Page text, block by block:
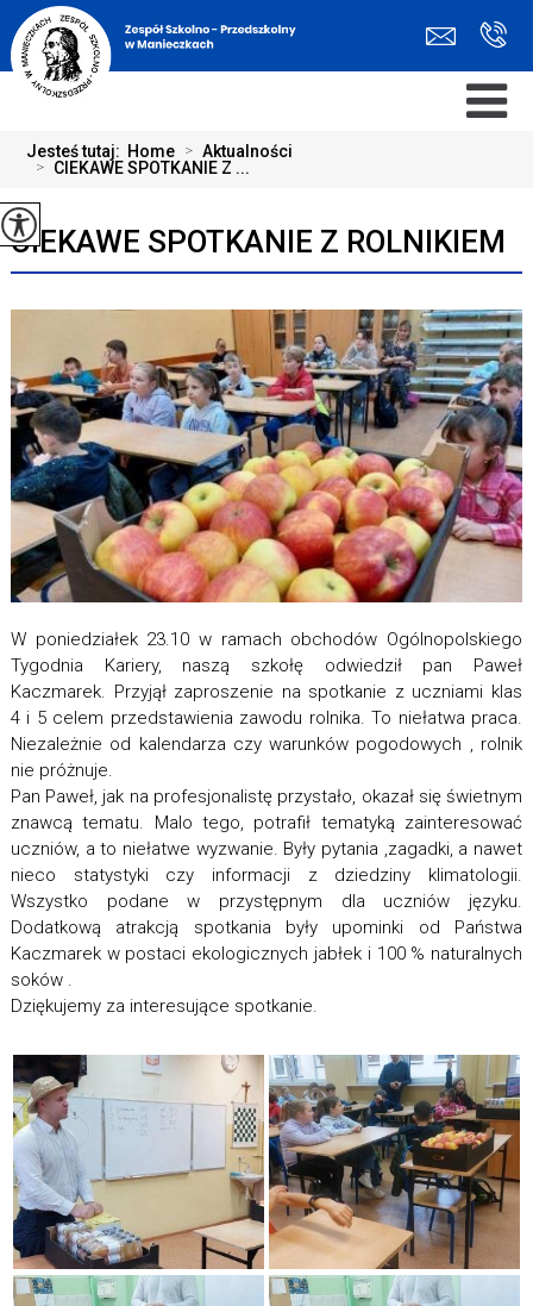
Jesteś tutaj: Home > Aktualności
> CIEKAWE SPOTKANIE Z ...
CIEKAWE SPOTKANIE Z ROLNIKIEM
W poniedziałek 23.10 w ramach obchodów Ogólnopolskiego
Tygodnia Kariery, naszą szkołę odwiedził pan Paweł
Kaczmarek. Przyjął zaproszenie na spotkanie z uczniami klas
4 i 5 celem przedstawienia zawodu rolnika. To niełatwa praca.
Niezależnie od kalendarza czy warunków pogodowych , rolnik
nie próżnuje.
Pan Paweł, jak na profesjonalistę przystało, okazał się świetnym
znawcą tematu. Malo tego, potrafił tematyką zainteresować
uczniów, a to niełatwe wyzwanie. Były pytania ,zagadki, a nawet
nieco statystyki czy informacji z dziedziny klimatologii.
Wszystko podane w przystępnym dla uczniów języku.
Dodatkową atrakcją spotkania były upominki od Państwa
Kaczmarek w postaci ekologicznych jabłek i 100 % naturalnych
soków .
Dziękujemy za interesujące spotkanie.